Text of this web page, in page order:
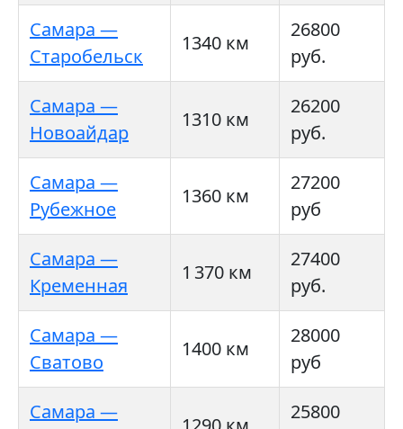
Самара —
Старобельск
1340 км
26800
руб.
Самара —
Новоайдар
1310 км
26200
руб.
Самара —
Рубежное
1360 км
27200
руб
Самара —
Кременная
1 370 км
27400
руб.
Самара —
Сватово
1400 км
28000
руб
Самара —
25800